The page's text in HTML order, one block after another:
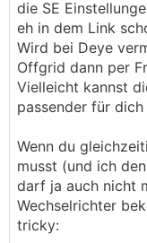
angeschlossen
Regel
Modbus-TCP-
Werden mehrere
angeschlossen,
bekommen.
Damit kann das
seine IP-
Damit SE
die SE
eh in dem Link
Wird bei Deye
Offgrid dann per
Vielleicht kannst
passender für dich
Wenn du
musst (und ich
darf ja auch nicht
Wechselrichter
tricky: